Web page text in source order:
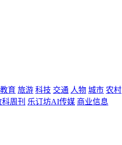
教育 旅游 科技 交通 人物 城市 农村
周刊 乐订坊AI传媒 商业信息